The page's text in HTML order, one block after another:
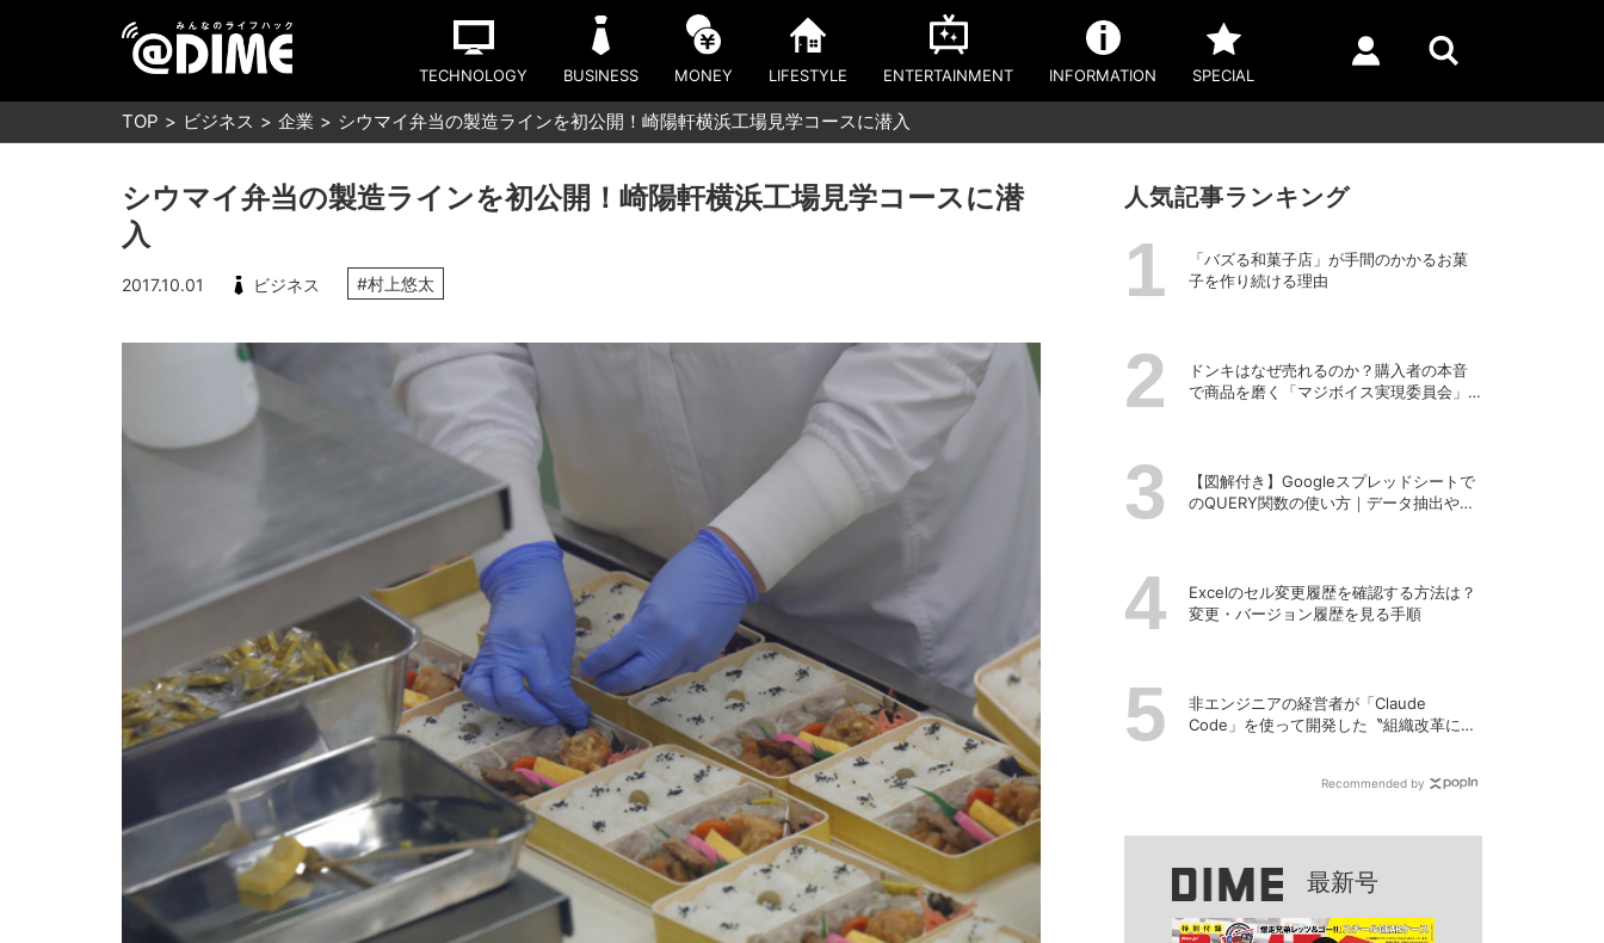
TECHNOLOGY BUSINESS MONEY LIFESTYLE ENTERTAINMENT INFORMATION SPECIAL
TOP ビジネス 企業 シウマイ弁当の製造ラインを初公開！崎陽軒横浜工場見学コースに潜入
シウマイ弁当の製造ラインを初公開！崎陽軒横浜工場見学コースに潜
入
2017.10.01 ビジネス #村上悠太
人気記事ランキング
「バズる和菓子店」が手間のかかるお菓
子を作り続ける理由
ドンキはなぜ売れるのか？購入者の本音
で商品を磨く「マジボイス実現委員会」
【図解付き】Googleスプレッドシートで
のQUERY関数の使い方｜データ抽出や並
Excelのセル変更履歴を確認する方法は？
変更・バージョン履歴を見る手順
非エンジニアの経営者が「Claude
Code」を使って開発した〝組織改革に効
Recommended by
最新号